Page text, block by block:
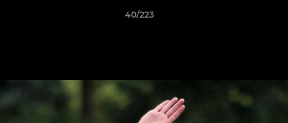
40/223